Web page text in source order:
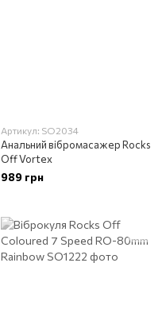
Артикул: SO2034
Анальний вібромасажер Rocks
Off Vortex
989 грн